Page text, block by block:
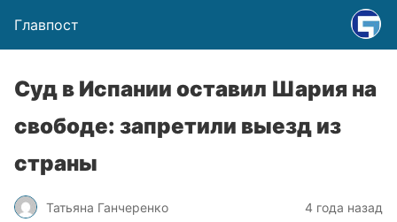
Главпост
Суд в Испании оставил Шария на
свободе: запретили выезд из
страны
Татьяна Ганчеренко 4 года назад